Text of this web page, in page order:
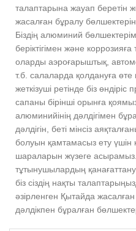
талаптарына жауап беретін
жасалған бұралу
Біздің алюминий
беріктігімен және
оларды аэроғарыштық,
т.б. салаларда қолдануға өте
жеткізуші ретінде біз
сапаны бірінші орынға
алюминийінің дәлдігімен
дәлдігін, беті мінсіз
болуын қамтамасыз ету үшін
шараларын жүзеге
тұтынушылардың
біз сіздің нақты
әзірленген Қытайда
дәлдікпен бұралған